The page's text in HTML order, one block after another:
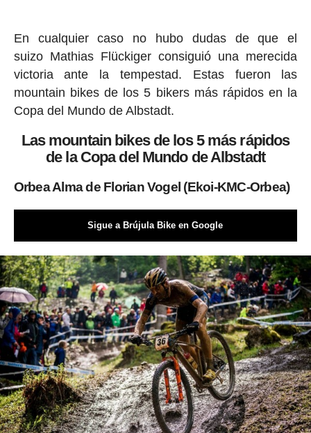
En cualquier caso no hubo dudas de que el
suizo Mathias Flückiger consiguió una merecida
victoria ante la tempestad. Estas fueron las
mountain bikes de los 5 bikers más rápidos en la
Copa del Mundo de Albstadt.
Las mountain bikes de los 5 más rápidos
de la Copa del Mundo de Albstadt
Orbea Alma de Florian Vogel (Ekoi-KMC-Orbea)
Sigue a Brújula Bike en Google